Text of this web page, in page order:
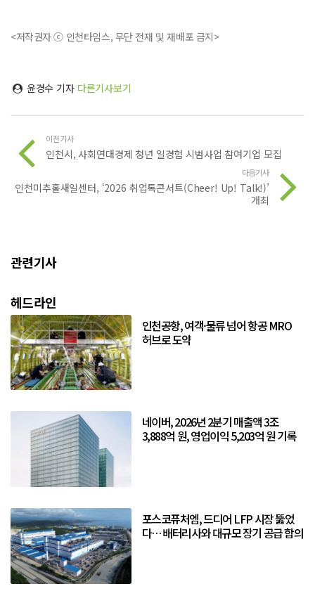
<저작권자 ⓒ 인천타임스, 무단 전재 및 재배포 금지>
윤경수 기자 다른기사보기
이전기사
인천시, 사회연대경제 청년 일경험 시범사업 참여기업 모집
다음기사
인천미추홀새일센터, ‘2026 취업톡콘서트(Cheer! Up! Talk!)’
개최
관련기사
헤드라인
인천공항, 여객·물류 넘어 항공 MRO
허브로 도약
네이버, 2026년 2분기 매출액 3조
3,888억 원, 영업이익 5,203억 원 기록
포스코퓨처엠, 드디어 LFP 시장 뚫었
다… 배터리사와 대규모 장기 공급 합의